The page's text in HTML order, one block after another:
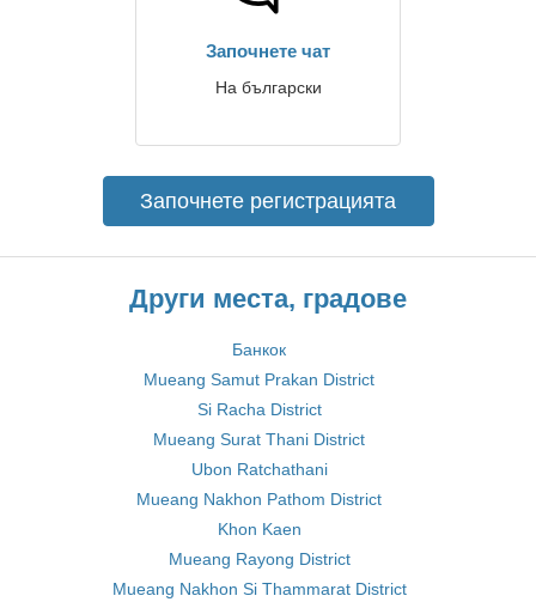
Започнете чат
На български
Започнете регистрацията
Други места, градове
Банкок
Mueang Samut Prakan District
Si Racha District
Mueang Surat Thani District
Ubon Ratchathani
Mueang Nakhon Pathom District
Khon Kaen
Mueang Rayong District
Mueang Nakhon Si Thammarat District